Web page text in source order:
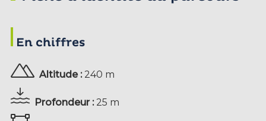
En chiffres
Altitude : 240 m
Profondeur : 25 m